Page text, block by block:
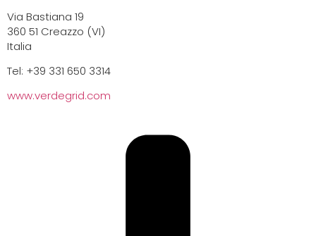
Via Bastiana 19
360 51 Creazzo (VI)
Italia
Tel: +39 331 650 3314
www.verdegrid.com